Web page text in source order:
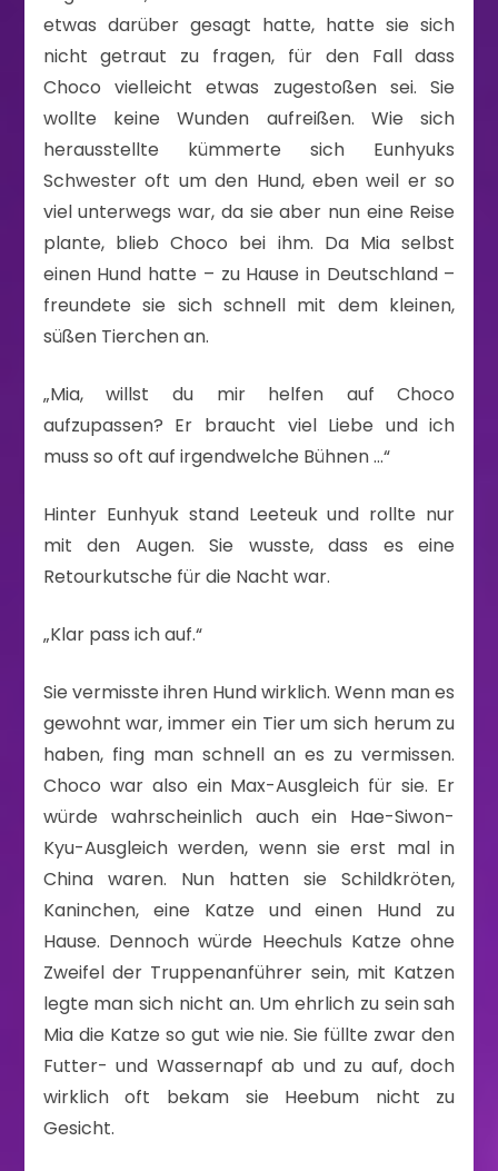
etwas darüber gesagt hatte, hatte sie sich
nicht getraut zu fragen, für den Fall dass
Choco vielleicht etwas zugestoßen sei. Sie
wollte keine Wunden aufreißen. Wie sich
herausstellte kümmerte sich Eunhyuks
Schwester oft um den Hund, eben weil er so
viel unterwegs war, da sie aber nun eine Reise
plante, blieb Choco bei ihm. Da Mia selbst
einen Hund hatte – zu Hause in Deutschland –
freundete sie sich schnell mit dem kleinen,
süßen Tierchen an.
„Mia, willst du mir helfen auf Choco
aufzupassen? Er braucht viel Liebe und ich
muss so oft auf irgendwelche Bühnen …“
Hinter Eunhyuk stand Leeteuk und rollte nur
mit den Augen. Sie wusste, dass es eine
Retourkutsche für die Nacht war.
„Klar pass ich auf.“
Sie vermisste ihren Hund wirklich. Wenn man es
gewohnt war, immer ein Tier um sich herum zu
haben, fing man schnell an es zu vermissen.
Choco war also ein Max-Ausgleich für sie. Er
würde wahrscheinlich auch ein Hae-Siwon-
Kyu-Ausgleich werden, wenn sie erst mal in
China waren. Nun hatten sie Schildkröten,
Kaninchen, eine Katze und einen Hund zu
Hause. Dennoch würde Heechuls Katze ohne
Zweifel der Truppenanführer sein, mit Katzen
legte man sich nicht an. Um ehrlich zu sein sah
Mia die Katze so gut wie nie. Sie füllte zwar den
Futter- und Wassernapf ab und zu auf, doch
wirklich oft bekam sie Heebum nicht zu
Gesicht.